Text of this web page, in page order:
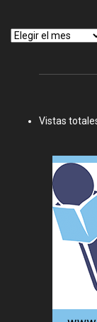
Archivos
Vistas